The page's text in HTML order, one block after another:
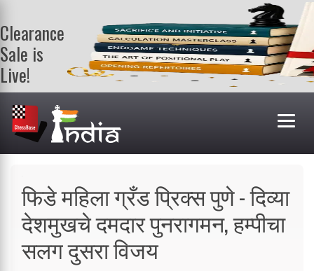
Clearance
Sale is
Live!
Get a FREE
book on
purchasing 2
or more
books. Valid
फिडे महिला ग्रँड प्रिक्स पुणे - दिव्या
देशमुखचे दमदार पुनरागमन, हम्पीचा
सलग दुसरा विजय